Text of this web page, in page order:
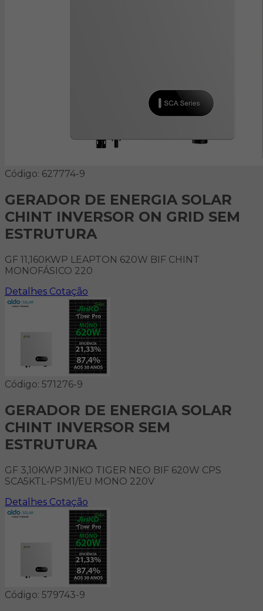
Código: 627774-9
GERADOR DE ENERGIA SOLAR
CHINT INVERSOR ON GRID SEM
ESTRUTURA
GF 11,160KWP LEAPTON 620W BIF CHINT
MONOFÁSICO 220
Detalhes Cotação
Código: 571276-9
GERADOR DE ENERGIA SOLAR
CHINT INVERSOR SEM
ESTRUTURA
GF 3,10KWP JINKO TIGER NEO BIF 620W CPS
SCA5KTL-PSM1/EU MONO 220V
Detalhes Cotação
Código: 579743-9